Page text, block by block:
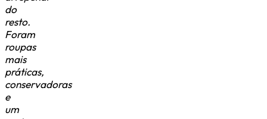
do
resto.
Foram
roupas
mais
práticas,
conservadoras
e
um